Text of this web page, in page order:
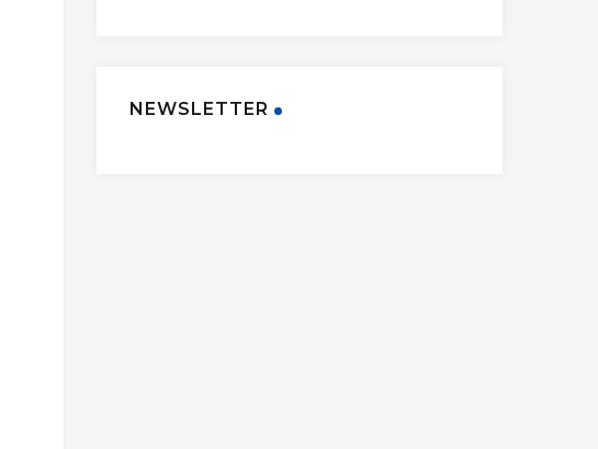
NEWSLETTER